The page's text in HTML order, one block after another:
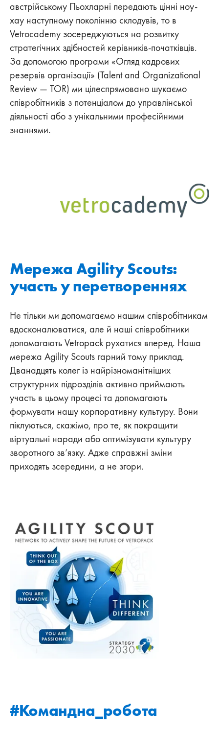
австрійському Пьохларні передають цінні ноу-
хау наступному поколінню склодувів, то в
Vetrocademy зосереджуються на розвитку
стратегічних здібностей керівників-початківців.
За допомогою програми «Огляд кадрових
резервів організації» (Talent and Organizational
Review — TOR) ми цілеспрямовано шукаємо
співробітників з потенціалом до управлінської
діяльності або з унікальними професійними
знаннями.
Мережа Agility Scouts:
участь у перетвореннях
Не тільки ми допомагаємо нашим співробітникам
вдосконалюватися, але й наші співробітники
допомагають Vetropack рухатися вперед. Наша
мережа Agility Scouts гарний тому приклад.
Дванадцять колег із найрізноманітніших
структурних підрозділів активно приймають
участь в цьому процесі та допомагають
формувати нашу корпоративну культуру. Вони
піклуються, скажімо, про те, як покращити
віртуальні наради або оптимізувати культуру
зворотного зв’язку. Адже справжні зміни
приходять зсередини, а не згори.
#Командна_робота